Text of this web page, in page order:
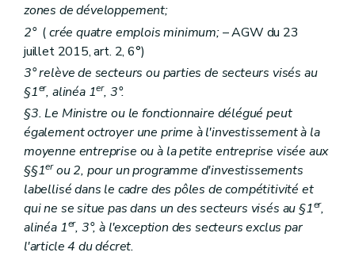
zones de développement;
2° (crée quatre emplois minimum;– AGW du 23
juillet 2015, art. 2, 6°)
3° relève de secteurs ou parties de secteurs visés au
§1er, alinéa 1er, 3°.
§3. Le Ministre ou le fonctionnaire délégué peut
également octroyer une prime à l'investissement à la
moyenne entreprise ou à la petite entreprise visée aux
§§1erou 2, pour un programme d'investissements
labellisé dans le cadre des pôles de compétitivité et
qui ne se situe pas dans un des secteurs visés au §1er,
alinéa 1er, 3°, à l'exception des secteurs exclus par
l'article 4 du décret.